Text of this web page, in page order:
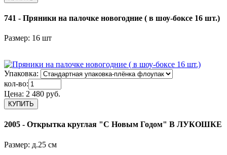
741 - Пряники на палочке новогодние ( в шоу-боксе 16 шт.)
Размер: 16 шт
Упаковка:
кол-во:
Цена: 2 480 руб.
2005 - Открытка круглая "С Новым Годом" В ЛУКОШКЕ
Размер: д.25 см